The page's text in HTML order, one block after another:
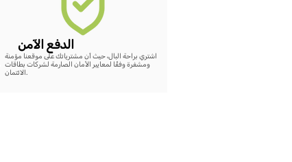
الدفع الآمن
اشتري براحة البال، حيث أن مشترياتك على موقعنا مؤمنة
ومشفرة وفقًا لمعايير الأمان الصارمة لشركات بطاقات
الائتمان.